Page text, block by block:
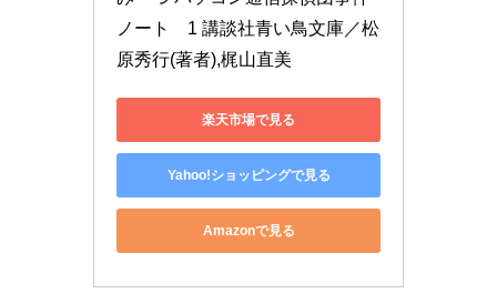
ノート　1 講談社青い鳥文庫／松
原秀行(著者),梶山直美
楽天市場で見る
Yahoo!ショッピングで見る
Amazonで見る